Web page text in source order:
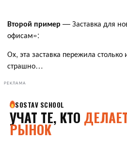
Второй пример — Заставка для
офисам»:
Ох, эта заставка пережила
страшно…
РЕКЛАМА